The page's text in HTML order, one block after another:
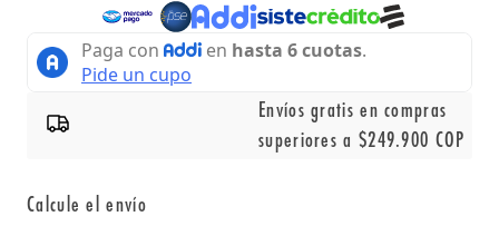
Envíos gratis en compras
superiores a $249.900 COP
Calcule el envío